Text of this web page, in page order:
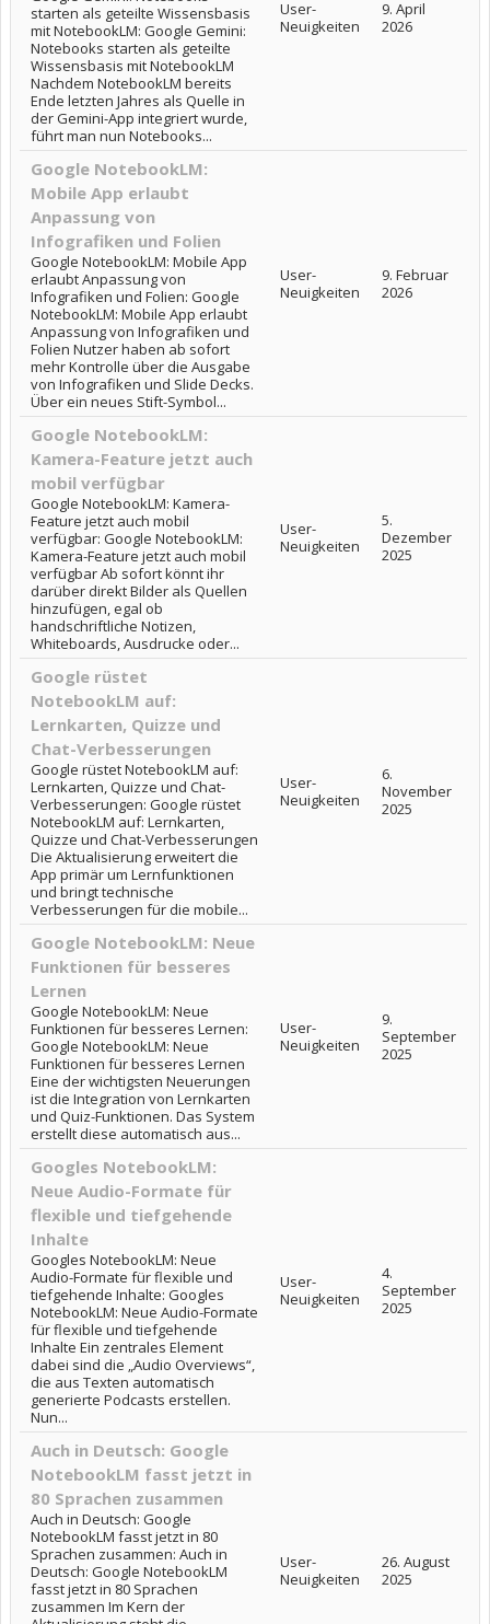
starten als geteilte Wissensbasis
mit NotebookLM: Google Gemini:
Notebooks starten als geteilte
Wissensbasis mit NotebookLM
Nachdem NotebookLM bereits
Ende letzten Jahres als Quelle in
der Gemini-App integriert wurde,
führt man nun Notebooks...
User-
Neuigkeiten
9. April
2026
Google NotebookLM:
Mobile App erlaubt
Anpassung von
Infografiken und Folien
Google NotebookLM: Mobile App
erlaubt Anpassung von
Infografiken und Folien: Google
NotebookLM: Mobile App erlaubt
Anpassung von Infografiken und
Folien Nutzer haben ab sofort
mehr Kontrolle über die Ausgabe
von Infografiken und Slide Decks.
Über ein neues Stift-Symbol...
User-
Neuigkeiten
9. Februar
2026
Google NotebookLM:
Kamera-Feature jetzt auch
mobil verfügbar
Google NotebookLM: Kamera-
Feature jetzt auch mobil
verfügbar: Google NotebookLM:
Kamera-Feature jetzt auch mobil
verfügbar Ab sofort könnt ihr
darüber direkt Bilder als Quellen
hinzufügen, egal ob
handschriftliche Notizen,
Whiteboards, Ausdrucke oder...
User-
Neuigkeiten
5.
Dezember
2025
Google rüstet
NotebookLM auf:
Lernkarten, Quizze und
Chat-Verbesserungen
Google rüstet NotebookLM auf:
Lernkarten, Quizze und Chat-
Verbesserungen: Google rüstet
NotebookLM auf: Lernkarten,
Quizze und Chat-Verbesserungen
Die Aktualisierung erweitert die
App primär um Lernfunktionen
und bringt technische
Verbesserungen für die mobile...
User-
Neuigkeiten
6.
November
2025
Google NotebookLM: Neue
Funktionen für besseres
Lernen
Google NotebookLM: Neue
Funktionen für besseres Lernen:
Google NotebookLM: Neue
Funktionen für besseres Lernen
Eine der wichtigsten Neuerungen
ist die Integration von Lernkarten
und Quiz-Funktionen. Das System
erstellt diese automatisch aus...
User-
Neuigkeiten
9.
September
2025
Googles NotebookLM:
Neue Audio-Formate für
flexible und tiefgehende
Inhalte
Googles NotebookLM: Neue
Audio-Formate für flexible und
tiefgehende Inhalte: Googles
NotebookLM: Neue Audio-Formate
für flexible und tiefgehende
Inhalte Ein zentrales Element
dabei sind die „Audio Overviews“,
die aus Texten automatisch
generierte Podcasts erstellen.
Nun...
User-
Neuigkeiten
4.
September
2025
Auch in Deutsch: Google
NotebookLM fasst jetzt in
80 Sprachen zusammen
Auch in Deutsch: Google
NotebookLM fasst jetzt in 80
Sprachen zusammen: Auch in
Deutsch: Google NotebookLM
fasst jetzt in 80 Sprachen
zusammen Im Kern der
User-
Neuigkeiten
26. August
2025